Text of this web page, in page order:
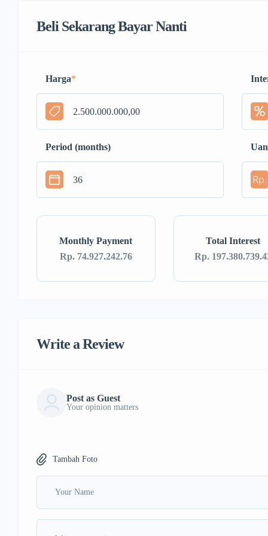
Beli Sekarang Bayar Nanti
Harga*
Period (months)
Rp.
Monthly Payment
Rp. 74.927.242.76
Total Interest
Rp.
Write a Review
Post as Guest
Your opinion matters
Tambah Foto